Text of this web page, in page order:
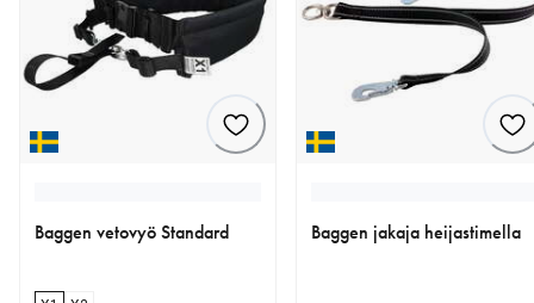
Baggen vetovyö Standard Baggen jakaja heijastimella